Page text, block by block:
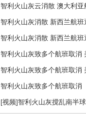
智利火山灰云消散 澳大利
智利火山灰消散 新西兰航班
智利火山灰消散 新西兰航班
智利火山灰致多个航班取消
智利火山灰致多个航班取消
智利火山灰致多个航班取消
[视频]智利火山灰搅乱南半球